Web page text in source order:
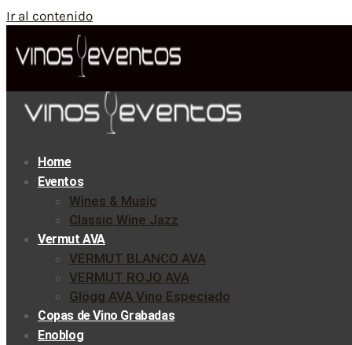
Ir al contenido
Home
Eventos
Wines & Music
Classic Wine Jazz
Vermut AVA
VERMUT BLANCO AVA
VERMUT ROJO AVA
Glögg AVA Vino Especiado
Copas de Vino Grabadas
Enoblog